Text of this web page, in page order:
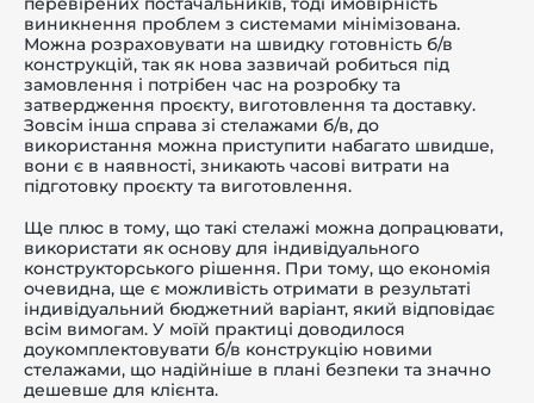
виникнення проблем з системами мінімізована.
Можна розраховувати на швидку готовність б/в
конструкцій, так як нова зазвичай робиться під
замовлення і потрібен час на розробку та
затвердження проєкту, виготовлення та доставку.
Зовсім інша справа зі стелажами б/в, до
використання можна приступити набагато швидше,
вони є в наявності, зникають часові витрати на
підготовку проєкту та виготовлення.
Ще плюс в тому, що такі стелажі можна допрацювати,
використати як основу для індивідуального
конструкторського рішення. При тому, що економія
очевидна, ще є можливість отримати в результаті
індивідуальний бюджетний варіант, який відповідає
всім вимогам. У моїй практиці доводилося
доукомплектовувати б/в конструкцію новими
стелажами, що надійніше в плані безпеки та значно
дешевше для клієнта.